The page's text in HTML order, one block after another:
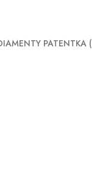
PATENTKA (